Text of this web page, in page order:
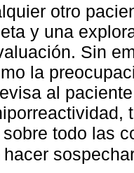
otro
y una
Sin
la
al
todo las